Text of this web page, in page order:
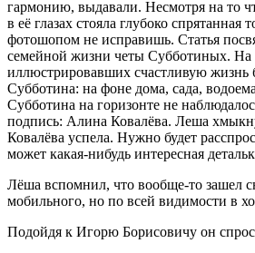
гармонию, выдавали. Несмотря на то
в её глазах стояла глубоко
фотошопом не исправишь. Статья
семейной жизни четы Субботиных. На
иллюстрировавших счастливую жизнь
Субботина: на фоне дома, сада,
Субботина на горизонте не
подпись: Алина Ковалёва. Леша
Ковалёва успела. Нужно будет
может какая-нибудь интересная
Лёша вспомнил, что вообще-то зашел
мобильного, но по всей видимости в
Подойдя к Игорю Борисовичу он